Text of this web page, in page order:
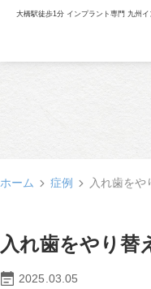
大橋駅徒歩1分 インプラント専門 九州
ホーム 症例 入れ歯をや
入れ歯をやり替
2025.03.05